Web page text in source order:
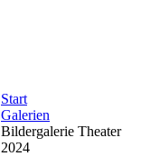
Start
Galerien
Bildergalerie Theater
2024